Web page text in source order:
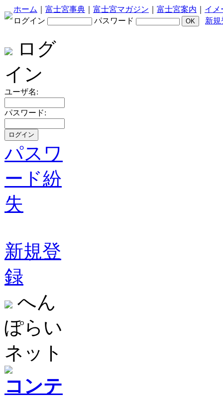
ホーム 富士宮事典 富士宮マガジン 富士宮案内
イメ
ログイン
パスワード 新規
ログ
イン
ユーザ名:
パスワード:
パスワ
ード紛
失
新規登
録
へん
ぽらい
ネット
コンテ